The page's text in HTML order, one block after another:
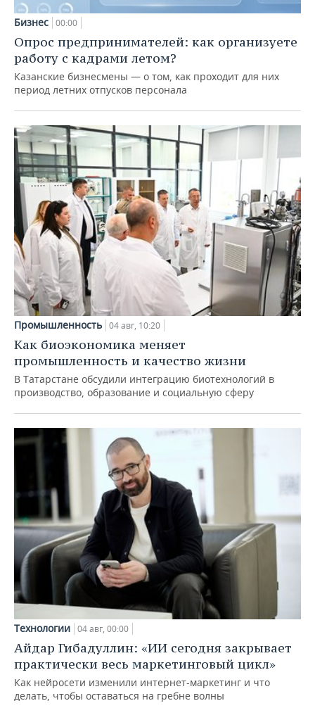
Бизнес 00:00
Опрос предпринимателей: как организуете
работу с кадрами летом?
Казанские бизнесмены — о том, как проходит для них
период летних отпусков персонала
Промышленность 04 авг, 10:20
Как биоэкономика меняет
промышленность и качество жизни
В Татарстане обсудили интеграцию биотехнологий в
производство, образование и социальную сферу
Технологии 04 авг, 00:00
Айдар Гибадуллин: «ИИ сегодня закрывает
практически весь маркетинговый цикл»
Как нейросети изменили интернет-маркетинг и что
делать, чтобы оставаться на гребне волны